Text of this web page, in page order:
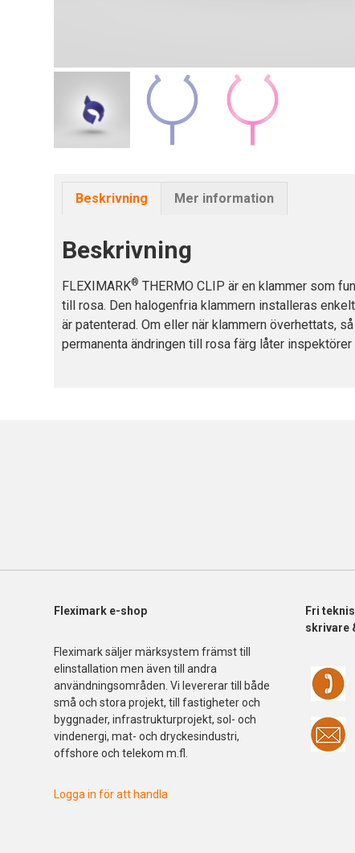
Beskrivning Mer information
Beskrivning
FLEXIMARK® THERMO CLIP är en klammer som
till rosa. Den halogenfria klammern installeras
är patenterad. Om eller när klammern överhettats,
permanenta ändringen till rosa färg låter
Fleximark e-shop
Fleximark säljer märksystem främst till
elinstallation men även till andra
användningsområden. Vi levererar till både
små och stora projekt, till fastigheter och
byggnader, infrastrukturprojekt, sol- och
vindenergi, mat- och dryckesindustri,
offshore och telekom m.fl.
Logga in för att handla
Fri
skrivare